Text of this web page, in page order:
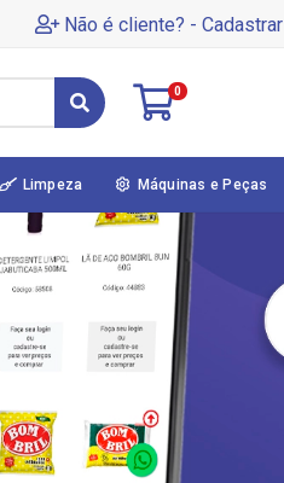
Não é cliente? - Cadastrar
0
Limpeza Máquinas e Peças